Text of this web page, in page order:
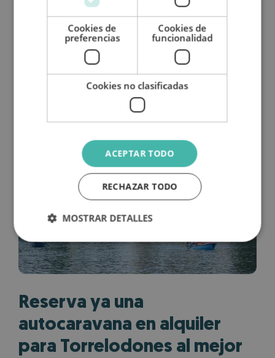
Reserva ya una
autocaravana en alquiler
para Torrelodones al mejor
Cookies de
preferencias
Cookies de
funcionalidad
Cookies no clasificadas
ACEPTAR TODO
RECHAZAR TODO
MOSTRAR DETALLES